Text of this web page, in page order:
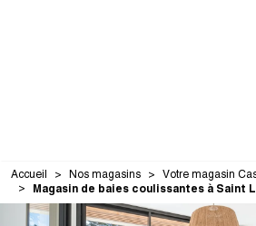
Accueil Nos magasins Votre magasin
Magasin de baies coulissantes à Saint